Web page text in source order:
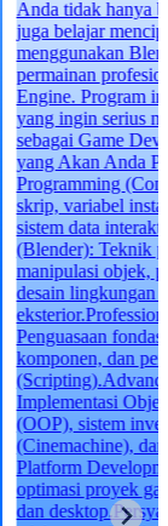
Anda tidak hanya
juga belajar
menggunakan
permainan
Engine. Program
yang ingin serius
sebagai Game
yang Akan Anda
Programming
skrip, variabel
sistem data
(Blender): Teknik
manipulasi objek,
desain lingkungan
Penguasaan
komponen, dan
Implementasi
(OOP), sistem
(Cinemachine),
Platform
optimasi proyek
dan